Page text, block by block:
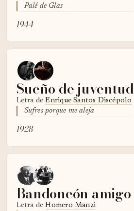
Palé de Glas
1944
Sueño de juventud
Letra deEnrique Santos Discépolo
Sufres porque me aleja
1928
Bandoneón amigo
Letra deHomero Manzi